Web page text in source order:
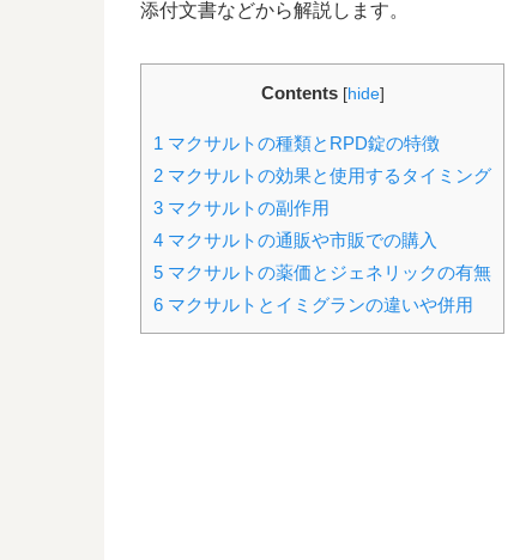
添付文書などから解説します。
Contents [hide]
1 マクサルトの種類とRPD錠の特徴
2 マクサルトの効果と使用するタイミング
3 マクサルトの副作用
4 マクサルトの通販や市販での購入
5 マクサルトの薬価とジェネリックの有無
6 マクサルトとイミグランの違いや併用